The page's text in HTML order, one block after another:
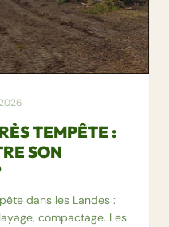
TEMPÊTE :
SON
dans les Landes :
compactage. Les